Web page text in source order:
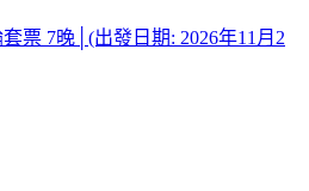
票 7晚│(出發日期: 2026年11月2